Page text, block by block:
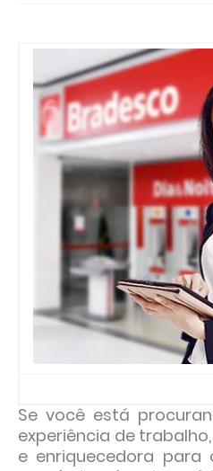
Se você está
experiência de
e enriquecedora para